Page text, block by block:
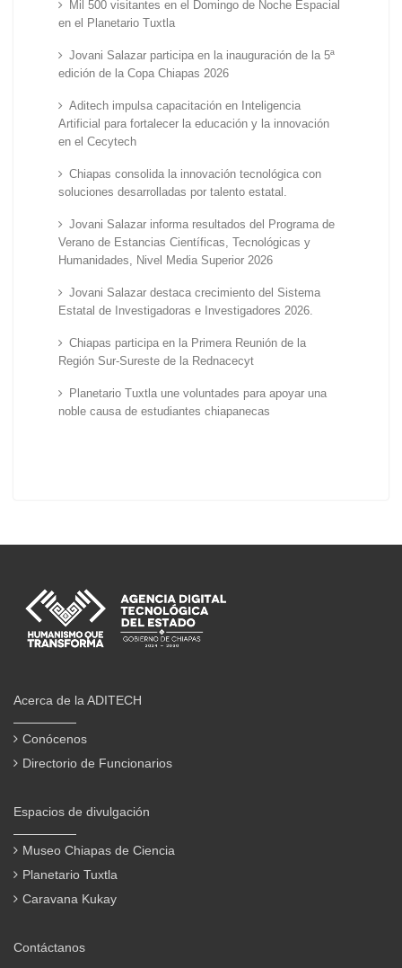
Mil 500 visitantes en el Domingo de Noche Espacial
en el Planetario Tuxtla
Jovani Salazar participa en la inauguración de la 5ª
edición de la Copa Chiapas 2026
Aditech impulsa capacitación en Inteligencia
Artificial para fortalecer la educación y la innovación
en el Cecytech
Chiapas consolida la innovación tecnológica con
soluciones desarrolladas por talento estatal.
Jovani Salazar informa resultados del Programa de
Verano de Estancias Científicas, Tecnológicas y
Humanidades, Nivel Media Superior 2026
Jovani Salazar destaca crecimiento del Sistema
Estatal de Investigadoras e Investigadores 2026.
Chiapas participa en la Primera Reunión de la
Región Sur-Sureste de la Rednacecyt
Planetario Tuxtla une voluntades para apoyar una
noble causa de estudiantes chiapanecas
Acerca de la ADITECH
Conócenos
Directorio de Funcionarios
Espacios de divulgación
Museo Chiapas de Ciencia
Planetario Tuxtla
Caravana Kukay
Contáctanos